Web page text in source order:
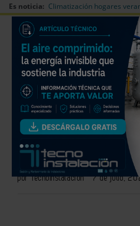
Es noticia: Climatización hogares
Redes Sociales Es
Termo eléctrico
vivienda
por Tecnoinstalación 7 de julio,